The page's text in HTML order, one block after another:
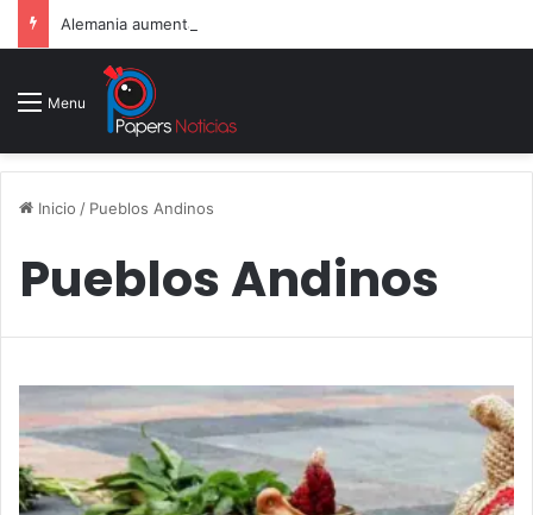
Menu
Inicio / Pueblos Andinos
Pueblos Andinos